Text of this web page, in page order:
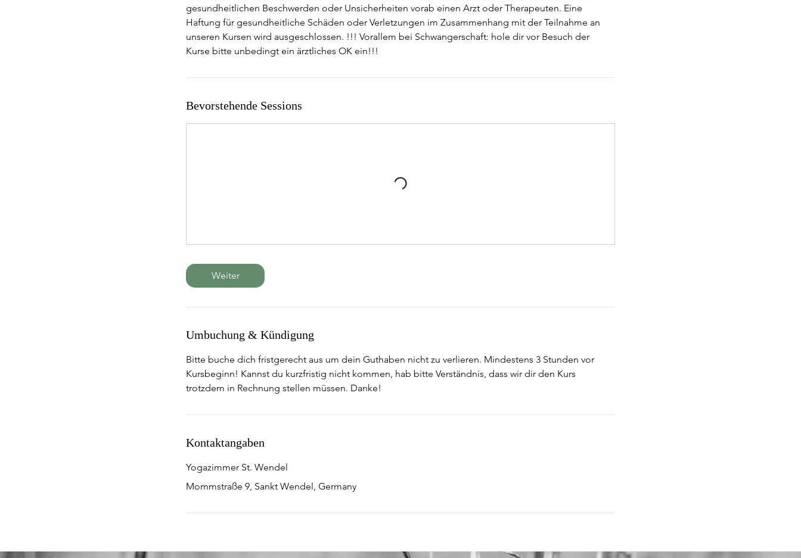
gesundheitlichen Beschwerden oder Unsicherheiten vorab einen Arzt oder Therapeuten. Eine
Haftung für gesundheitliche Schäden oder Verletzungen im Zusammenhang mit der Teilnahme an
unseren Kursen wird ausgeschlossen. !!! Vorallem bei Schwangerschaft: hole dir vor Besuch der
Kurse bitte unbedingt ein ärztliches OK ein!!!
Bevorstehende Sessions
Weiter
Umbuchung & Kündigung
Bitte buche dich fristgerecht aus um dein Guthaben nicht zu verlieren. Mindestens 3 Stunden vor
Kursbeginn! Kannst du kurzfristig nicht kommen, hab bitte Verständnis, dass wir dir den Kurs
trotzdem in Rechnung stellen müssen. Danke!
Kontaktangaben
Yogazimmer St. Wendel
Mommstraße 9, Sankt Wendel, Germany